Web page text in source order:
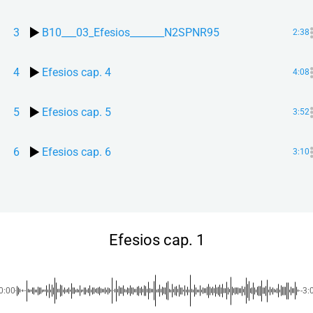
3 B10___03_Efesios_______N2SPNR95 2:38
4 Efesios cap. 4 4:08
5 Efesios cap. 5 3:52
6 Efesios cap. 6 3:10
Efesios cap. 1
-